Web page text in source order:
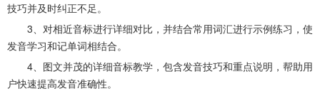
技巧并及时纠正不足。
3、对相近音标进行详细对比，并结合常用词汇进行示例练习，使
发音学习和记单词相结合。
4、图文并茂的详细音标教学，包含发音技巧和重点说明，帮助用
户快速提高发音准确性。